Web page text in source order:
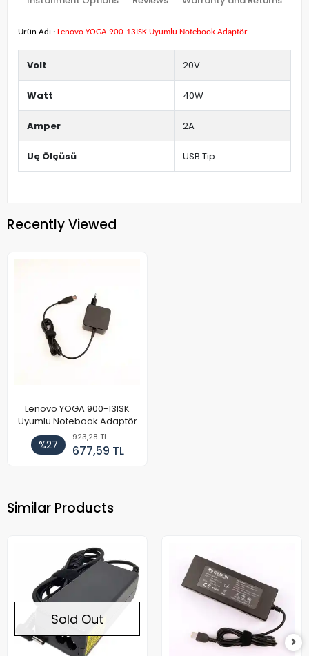
Ürün Adı : Lenovo YOGA 900-13ISK Uyumlu Notebook Adaptör
Volt 20V
Watt 40W
Amper 2A
Uç Ölçüsü USB Tip
Recently Viewed
Lenovo YOGA 900-13ISK
Uyumlu Notebook Adaptör
%27
923,28 TL
677,59 TL
Similar Products
Sold Out